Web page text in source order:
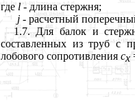
гдеl- длина стержня;
j - расчетный
1.7. Для балок и
составленных из труб с
лобового сопротивления сx